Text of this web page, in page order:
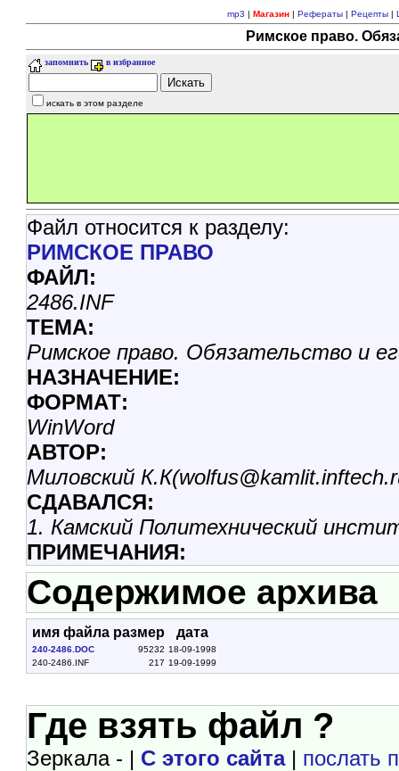
mp3 | Магазин| Рефераты| Рецепты|
Римское право.
запомнить в избранное
искать в этом разделе
Файл относится к разделу:
РИМСКОЕ ПРАВО
ФАЙЛ:
2486.INF
ТЕМА:
Римское право. Обязательство и
НАЗНАЧЕНИЕ:
ФОРМАТ:
WinWord
АВТОР:
Миловский
СДАВАЛСЯ:
1. Камский Политехнический
ПРИМЕЧАНИЯ:
Содержимое архива
имя файла размер дата
240-2486.DOC 95232 18-09-1998
240-2486.INF
217 19-09-1999
Где взять файл ?
Зеркала - | С этого сайта| послать